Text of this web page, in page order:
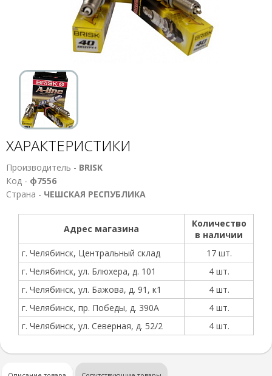
ХАРАКТЕРИСТИКИ
Производитель - BRISK
Код - ф7556
Страна - ЧЕШСКАЯ РЕСПУБЛИКА
Адрес магазина
Количество
в наличии
г. Челябинск, Центральный склад
17 шт.
г. Челябинск, ул. Блюхера, д. 101
4 шт.
г. Челябинск, ул. Бажова, д. 91, к1
4 шт.
г. Челябинск, пр. Победы, д. 390А
4 шт.
г. Челябинск, ул. Северная, д. 52/2
4 шт.